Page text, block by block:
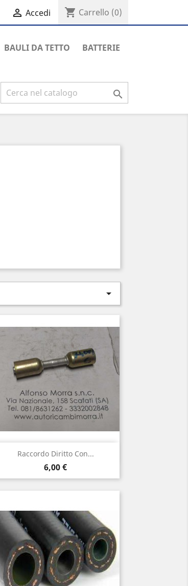
 Accedi shopping_cart Carrello (0)
BAULI DA TETTO
BATTERIE


Raccordo Diritto Con...
Prezzo
6,00 €
Anteprima